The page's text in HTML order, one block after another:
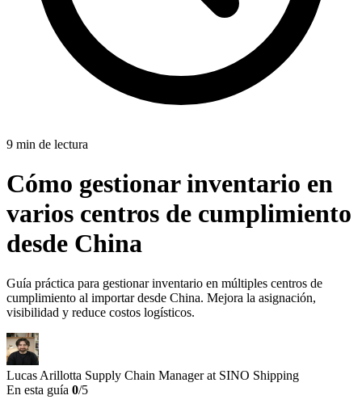
9 min de lectura
Cómo gestionar inventario en
varios centros de cumplimiento
desde China
Guía práctica para gestionar inventario en múltiples centros de
cumplimiento al importar desde China. Mejora la asignación,
visibilidad y reduce costos logísticos.
Lucas Arillotta Supply Chain Manager at SINO Shipping
En esta guía 0/5